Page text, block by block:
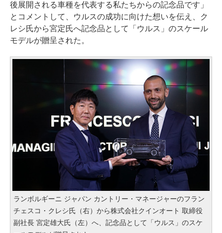
後展開される車種を代表する私たちからの記念品です」
とコメントして、ウルスの成功に向けた想いを伝え、ク
レシ氏から宮定氏へ記念品として「ウルス」のスケール
モデルが贈呈された。
ランボルギーニ ジャパン カントリー・マネージャーのフラン
チェスコ・クレシ氏（右）から株式会社クインオート 取締役
副社長 宮定雄大氏（左）へ、記念品として「ウルス」のスケ